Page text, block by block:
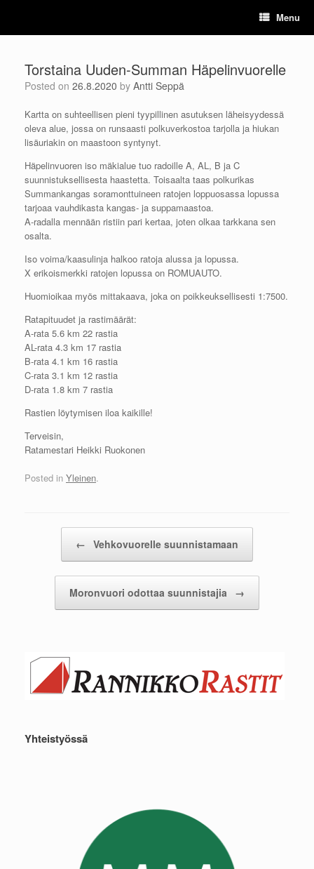
content
Menu
Torstaina Uuden-Summan Häpelinvuorelle
Posted on 26.8.2020 by Antti Seppä
Kartta on suhteellisen pieni tyypillinen asutuksen läheisyydessä
oleva alue, jossa on runsaasti polkuverkostoa tarjolla ja hiukan
lisäuriakin on maastoon syntynyt.
Häpelinvuoren iso mäkialue tuo radoille A, AL, B ja C
suunnistuksellisesta haastetta. Toisaalta taas polkurikas
Summankangas soramonttuineen ratojen loppuosassa lopussa
tarjoaa vauhdikasta kangas- ja suppamaastoa.
A-radalla mennään ristiin pari kertaa, joten olkaa tarkkana sen
osalta.
Iso voima/kaasulinja halkoo ratoja alussa ja lopussa.
X erikoismerkki ratojen lopussa on ROMUAUTO.
Huomioikaa myös mittakaava, joka on poikkeuksellisesti 1:7500.
Ratapituudet ja rastimäärät:
A-rata 5.6 km 22 rastia
AL-rata 4.3 km 17 rastia
B-rata 4.1 km 16 rastia
C-rata 3.1 km 12 rastia
D-rata 1.8 km 7 rastia
Rastien löytymisen iloa kaikille!
Terveisin,
Ratamestari Heikki Ruokonen
Posted in Yleinen.
← Vehkovuorelle suunnistamaan
Moronvuori odottaa suunnistajia →
Yhteistyössä